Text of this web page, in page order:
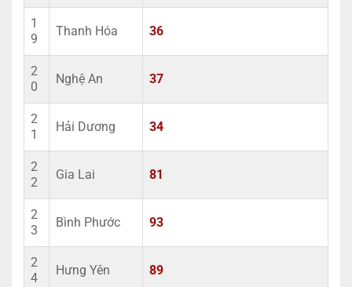
1
9
Thanh Hóa 36
2
0
Nghệ An 37
2
1
Hải Dương 34
2
2
Gia Lai 81
2
3
Bình Phước 93
2
4
Hưng Yên 89